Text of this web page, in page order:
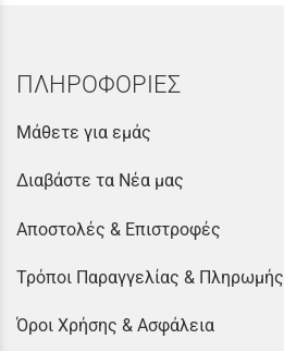
ΠΛΗΡΟΦΟΡΙΕΣ
Μάθετε για εμάς
Διαβάστε τα Νέα μας
Αποστολές & Επιστροφές
Τρόποι Παραγγελίας & Πληρωμής
Όροι Χρήσης & Ασφάλεια